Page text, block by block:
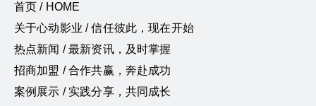
首页 / HOME
关于心动影业 / 信任彼此，现在开始
热点新闻 / 最新资讯，及时掌握
招商加盟 / 合作共赢，奔赴成功
案例展示 / 实践分享，共同成长